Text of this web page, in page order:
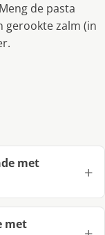
de pasta
gerookte zalm (in
met
met